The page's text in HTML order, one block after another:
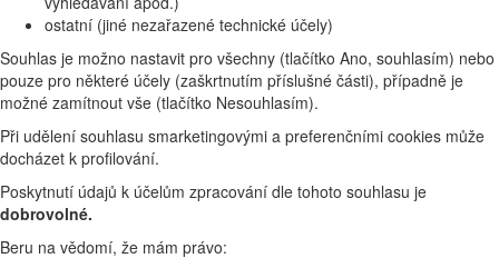
ostatní (jiné nezařazené technické účely)
Souhlas je možno nastavit pro všechny (tlačítko Ano, souhlasím) nebo
pouze pro některé účely (zaškrtnutím příslušné části), případně je
možné zamítnout vše (tlačítko Nesouhlasím).
Při udělení souhlasu smarketingovými a preferenčními cookies může
docházet k profilování.
Poskytnutí údajů k účelům zpracování dle tohoto souhlasu je
dobrovolné.
Beru na vědomí, že mám právo: